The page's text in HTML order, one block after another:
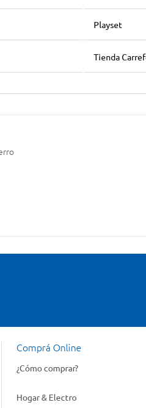
Playset
Tienda
Comprá Online
¿Cómo comprar?
Hogar & Electro